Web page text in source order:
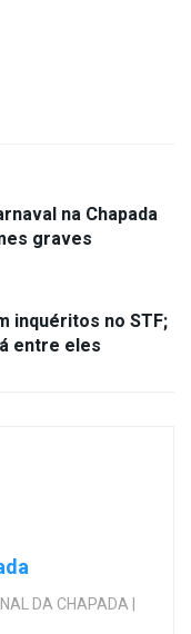
na Chapada
graves
inquéritos no STF;
entre eles
DA CHAPADA |